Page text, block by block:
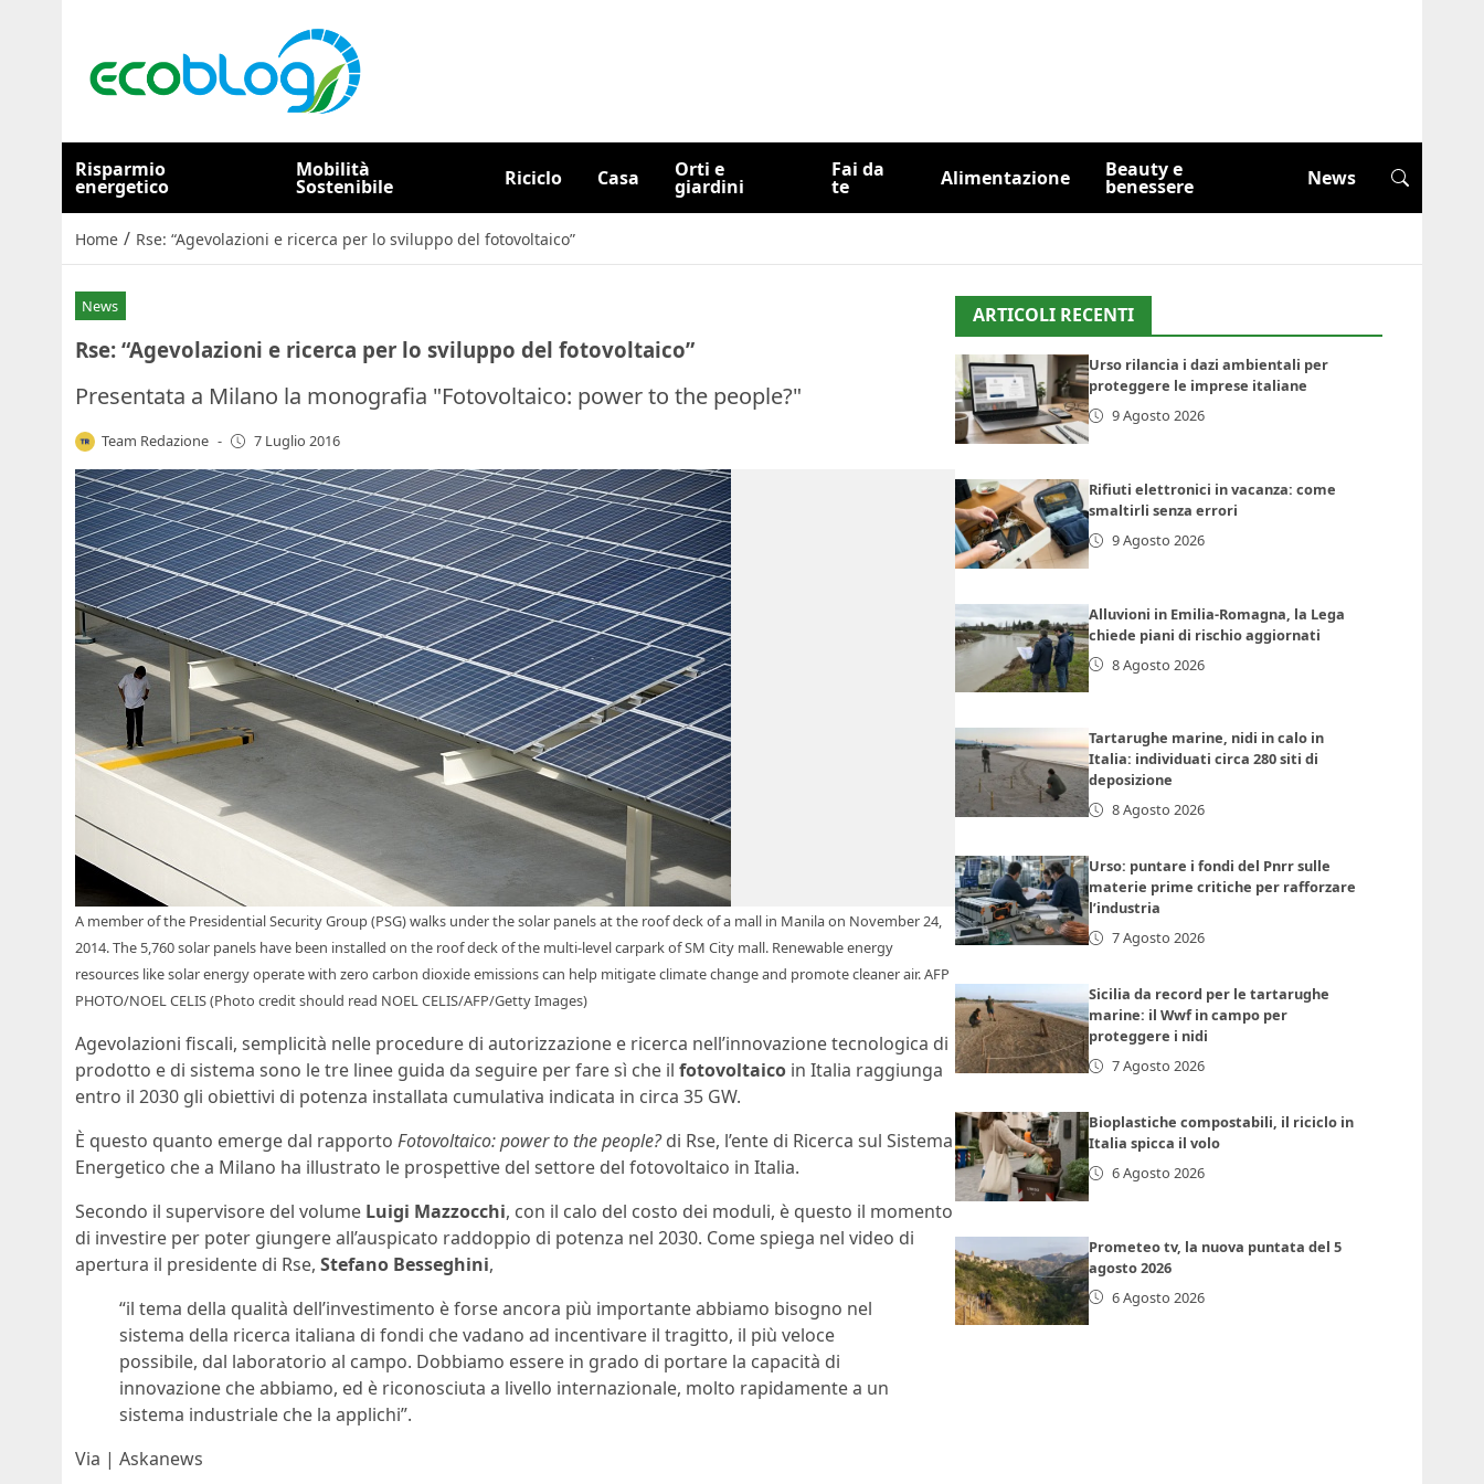
Risparmio
energetico
Mobilità
Sostenibile Riciclo Casa Orti e
giardini
Fai da
te Alimentazione Beauty e
benessere News
Home / Rse: “Agevolazioni e ricerca per lo sviluppo del fotovoltaico”
News
Rse: “Agevolazioni e ricerca per lo sviluppo del fotovoltaico”
Presentata a Milano la monografia "Fotovoltaico: power to the people?"
Team Redazione - 7 Luglio 2016
A member of the Presidential Security Group (PSG) walks under the solar panels at the roof deck of a mall in Manila on November 24,
2014. The 5,760 solar panels have been installed on the roof deck of the multi-level carpark of SM City mall. Renewable energy
resources like solar energy operate with zero carbon dioxide emissions can help mitigate climate change and promote cleaner air. AFP
PHOTO/NOEL CELIS (Photo credit should read NOEL CELIS/AFP/Getty Images)
Agevolazioni fiscali, semplicità nelle procedure di autorizzazione e ricerca nell’innovazione tecnologica di
prodotto e di sistema sono le tre linee guida da seguire per fare sì che il fotovoltaico in Italia raggiunga
entro il 2030 gli obiettivi di potenza installata cumulativa indicata in circa 35 GW.
È questo quanto emerge dal rapporto Fotovoltaico: power to the people?di Rse, l’ente di Ricerca sul Sistema
Energetico che a Milano ha illustrato le prospettive del settore del fotovoltaico in Italia.
Secondo il supervisore del volume Luigi Mazzocchi, con il calo del costo dei moduli, è questo il momento
di investire per poter giungere all’auspicato raddoppio di potenza nel 2030. Come spiega nel video di
apertura il presidente di Rse, Stefano Besseghini,
“il tema della qualità dell’investimento è forse ancora più importante abbiamo bisogno nel
sistema della ricerca italiana di fondi che vadano ad incentivare il tragitto, il più veloce
possibile, dal laboratorio al campo. Dobbiamo essere in grado di portare la capacità di
innovazione che abbiamo, ed è riconosciuta a livello internazionale, molto rapidamente a un
sistema industriale che la applichi”.
Via | Askanews
ARTICOLI RECENTI
Urso rilancia i dazi ambientali per
proteggere le imprese italiane
9 Agosto 2026
Rifiuti elettronici in vacanza: come
smaltirli senza errori
9 Agosto 2026
Alluvioni in Emilia-Romagna, la Lega
chiede piani di rischio aggiornati
8 Agosto 2026
Tartarughe marine, nidi in calo in
Italia: individuati circa 280 siti di
deposizione
8 Agosto 2026
Urso: puntare i fondi del Pnrr sulle
materie prime critiche per rafforzare
l’industria
7 Agosto 2026
Sicilia da record per le tartarughe
marine: il Wwf in campo per
proteggere i nidi
7 Agosto 2026
Bioplastiche compostabili, il riciclo in
Italia spicca il volo
6 Agosto 2026
Prometeo tv, la nuova puntata del 5
agosto 2026
6 Agosto 2026